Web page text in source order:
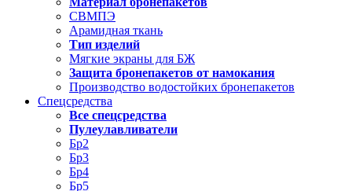
СВМПЭ
Арамидная ткань
Тип изделий
Мягкие экраны для БЖ
Защита бронепакетов от намокания
Производство водостойких бронепакетов
Спецсредства
Все спецсредства
Пулеулавливатели
Бр2
Бр3
Бр4
Бр5